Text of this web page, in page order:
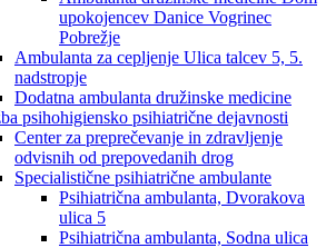
upokojencev Danice Vogrinec
Pobrežje
Ambulanta za cepljenje Ulica talcev 5, 5.
nadstropje
Dodatna ambulanta družinske medicine
psihohigiensko psihiatrične dejavnosti
Center za preprečevanje in zdravljenje
odvisnih od prepovedanih drog
Specialistične psihiatrične ambulante
Psihiatrična ambulanta, Dvorakova
ulica 5
Psihiatrična ambulanta, Sodna ulica